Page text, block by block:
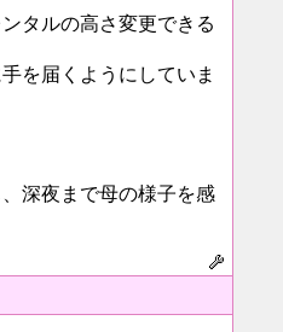
タルの高さ変更できる
を届くようにしていま
深夜まで母の様子を感